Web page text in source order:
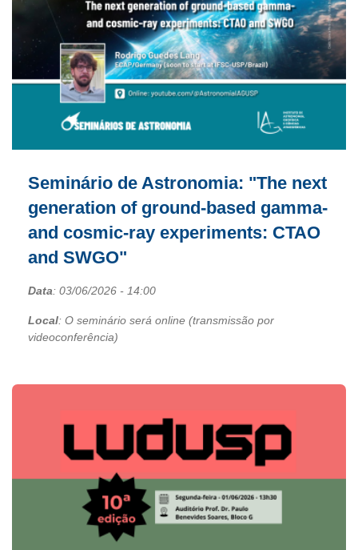
Seminário de Astronomia: "The next
generation of ground-based gamma-
and cosmic-ray experiments: CTAO
and SWGO"
Data: 03/06/2026 - 14:00
Local: O seminário será online (transmissão por
videoconferência)